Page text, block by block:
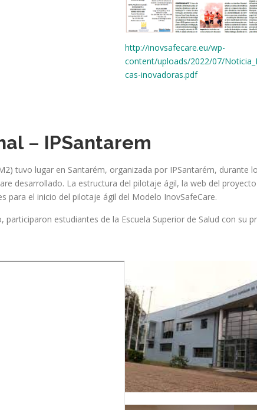
http://inovsafecare.eu/wp-
content/uploads/2022/07/
cas-inovadoras.pdf
– IPSantarem
tuvo lugar en Santarém, organizada por IPSantarém, durante
desarrollado. La estructura del pilotaje ágil, la web del
para el inicio del pilotaje ágil del Modelo InovSafeCare.
estudiantes de la Escuela Superior de Salud con su